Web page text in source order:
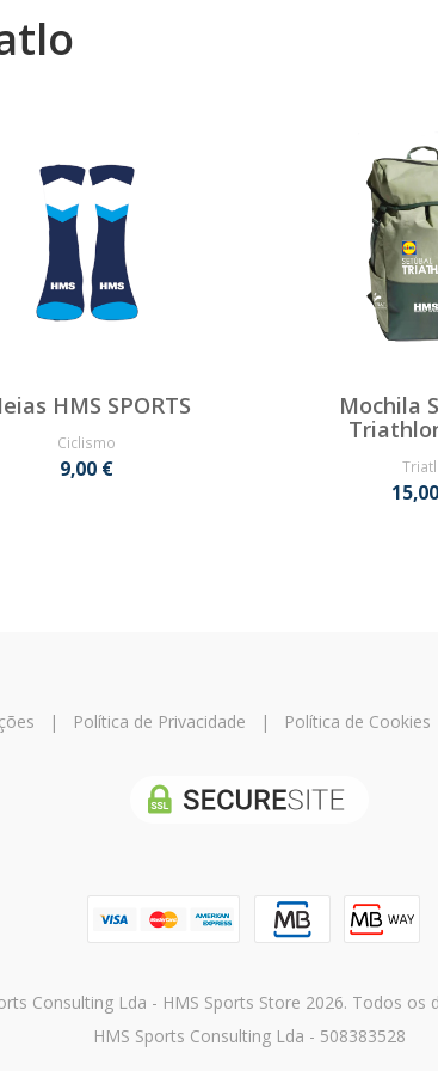
HMS SPORTS
Ciclismo
9,00 €
Mochila
| Política de Privacidade | Política de Cookies
Consulting Lda - HMS Sports Store 2026. Todos os
HMS Sports Consulting Lda - 508383528